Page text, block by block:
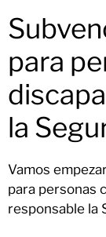
para
la
Vamos
para personas
responsable la